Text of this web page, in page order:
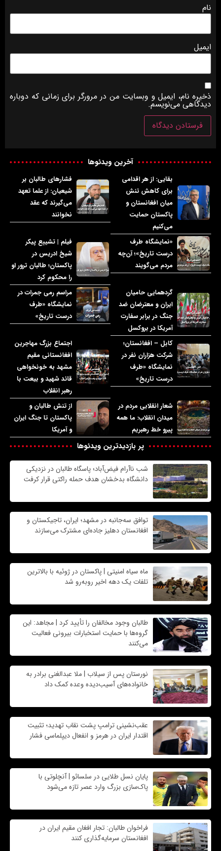
نام
ایمیل
ذخیره نام، ایمیل و وبسایت من در مرورگر برای زمانی که دوباره
دیدگاهی می‌نویسم.
آخرین ویدئوها
بقایی: از هر اقدامی
برای کاهش تنش
میان افغانستان و
پاکستان حمایت
می‌کنیم
فشارهای طالبان بر
شیعیان: از علما تعهد
می‌گیرند که عقد
نخوانند
«نمایشگاه طرف
درست تاریخ»؛ آن‌چه
مردم می‌گویند
فیلم | تشییع پیکر
شیخ ادریس در
پاکستان؛ طالبان ترور او
را محکوم کرد
گردهمایی حامیان
ایران و معترضان ضد
جنگ در برابر سفارت
آمریکا در بروکسل
مراسم رمی جمرات در
نمایشگاه «طرف
درست تاریخ»
کابل – افغانستان؛
شرکت هزاران نفر در
نمایشگاه «طرف
درست تاریخ»
اجتماع بزرگ مهاجرین
افغانستانی مقیم
مشهد به خونخواهی
قائد شهید و بیعت با
رهبر انقلاب
شعار انقلابی مردم در
میدان انقلاب: ما همه
پیرو خط رهبریم
از تنش طالبان و
پاکستان تا جنگ ایران
و آمریکا
پر بازدیدترین ویدئوها
شب ناآرام فیض‌آباد؛ پاسگاه طالبان در نزدیکی
دانشگاه بدخشان هدف حمله راکتی قرار کرفت
توافق سه‌جانبه در مشهد؛ ایران، تاجیکستان و
افغانستان دهلیز جاده‌ای مشترک می‌سازند
ماه سیاه امنیتی | پاکستان در ژوئیه با بالاترین
تلفات یک دهه اخیر روبه‌رو شد
طالبان وجود مخالفان را تأیید کرد | مجاهد: این
گروه‌ها با حمایت استخبارات بیرونی فعالیت
می‌کنند
نورستان پس از سیلاب | ملا عبدالغنی برادر به
خانواده‌های آسیب‌دیده وعده کمک داد
عقب‌نشینی ترامپ پشت نقاب تهدید؛ تثبیت
اقتدار ایران در هرمز و انفعال دیپلماسی فشار
پایان نسل طلایی در سلسائو | آنچلوتی با
پاک‌سازی بزرگ وارد عصر تازه می‌شود
فراخوان طالبان: تجار افغان مقیم ایران در
افغانستان سرمایه‌گذاری کنند